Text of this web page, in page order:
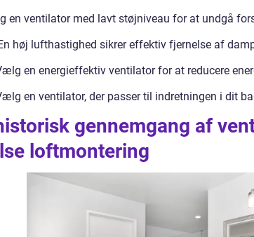
en ventilator med lavt støjniveau for at undgå
høj lufthastighed sikrer effektiv fjernelse af
en energieffektiv ventilator for at reducere
en ventilator, der passer til indretningen i dit
gennemgang af
loftmontering